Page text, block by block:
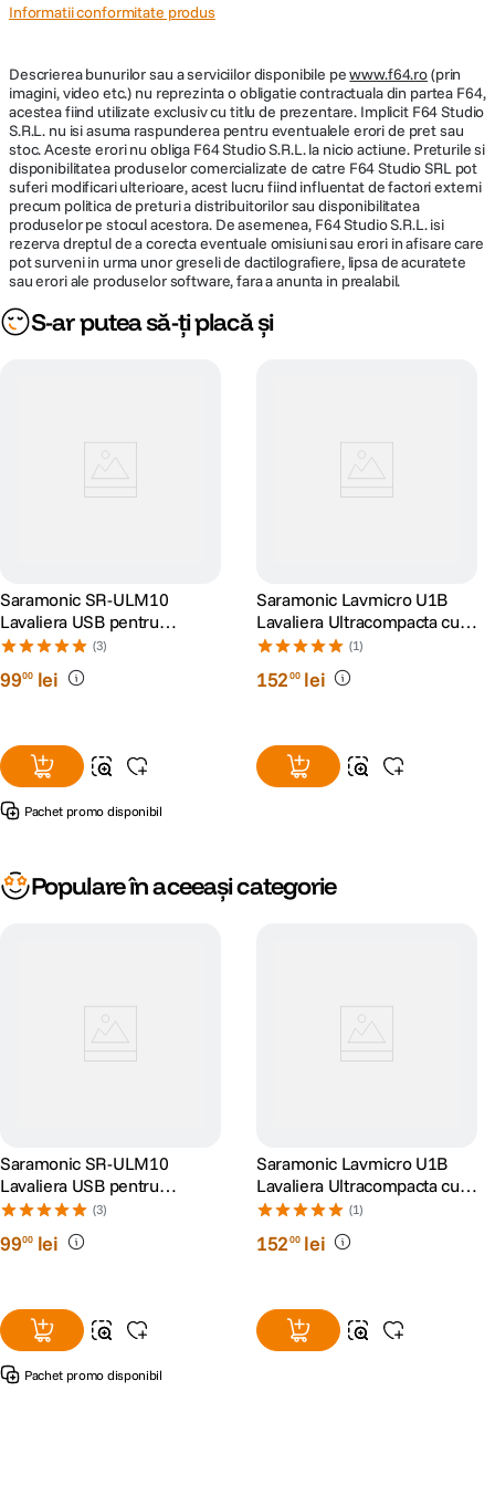
Informatii conformitate produs
Descrierea bunurilor sau a serviciilor disponibile pewww.f64.ro(prin
imagini, video etc.) nu reprezinta o obligatie contractuala din partea F64,
acestea fiind utilizate exclusiv cu titlu de prezentare. Implicit F64 Studio
S.R.L. nu isi asuma raspunderea pentru eventualele erori de pret sau
stoc. Aceste erori nu obliga F64 Studio S.R.L. la nicio actiune. Preturile si
disponibilitatea produselor comercializate de catre F64 Studio SRL pot
suferi modificari ulterioare, acest lucru fiind influentat de factori externi
precum politica de preturi a distribuitorilor sau disponibilitatea
produselor pe stocul acestora. De asemenea, F64 Studio S.R.L. isi
rezerva dreptul de a corecta eventuale omisiuni sau erori in afisare care
pot surveni in urma unor greseli de dactilografiere, lipsa de acuratete
sau erori ale produselor software, fara a anunta in prealabil.
S-ar putea să-ți placă și
Saramonic SR-ULM10
Lavaliera USB pentru
PC/Mac
(3)
9900 lei
Pachet promo disponibil
Saramonic Lavmicro U1B
Lavaliera Ultracompacta cu
Cablu Lightning
(1)
15200 lei
Populare în aceeași categorie
Saramonic SR-ULM10
Lavaliera USB pentru
PC/Mac
(3)
9900 lei
Pachet promo disponibil
Saramonic Lavmicro U1B
Lavaliera Ultracompacta cu
Cablu Lightning
(1)
15200 lei